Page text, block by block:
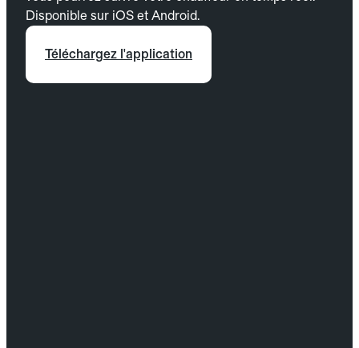
Disponible sur iOS et Android.
Téléchargez l'application